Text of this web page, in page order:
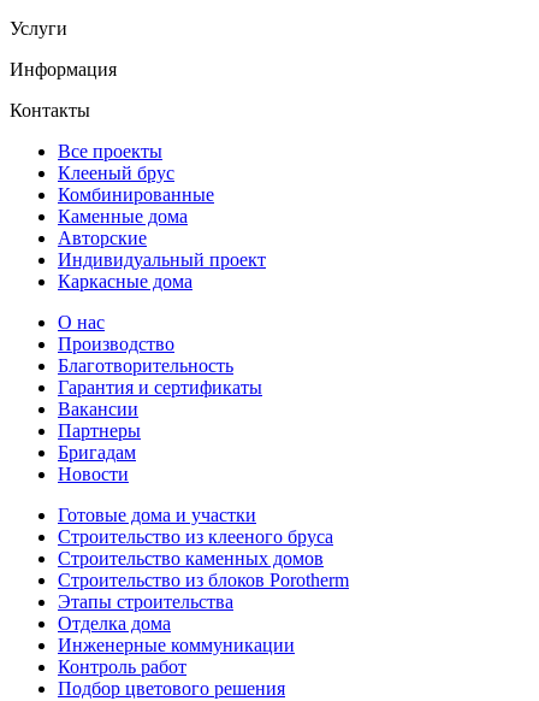
Услуги
Информация
Контакты
Все проекты
Клееный брус
Комбинированные
Каменные дома
Авторские
Индивидуальный проект
Каркасные дома
О нас
Производство
Благотворительность
Гарантия и сертификаты
Вакансии
Партнеры
Бригадам
Новости
Готовые дома и участки
Строительство из клееного бруса
Строительство каменных домов
Строительство из блоков Porotherm
Этапы строительства
Отделка дома
Инженерные коммуникации
Контроль работ
Подбор цветового решения